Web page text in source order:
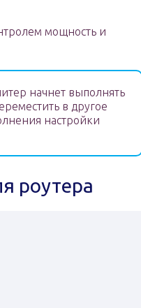
мощность и
начнет выполнять
в другое
настройки
роутера